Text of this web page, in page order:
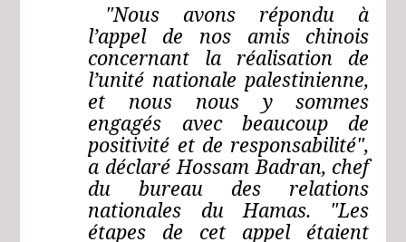
"Nous avons répondu à
l’appel de nos amis chinois
concernant la réalisation de
l’unité nationale palestinienne,
et nous nous y sommes
engagés avec beaucoup de
positivité et de responsabilité",
a déclaré Hossam Badran, chef
du bureau des relations
nationales du Hamas. "Les
étapes de cet appel étaient